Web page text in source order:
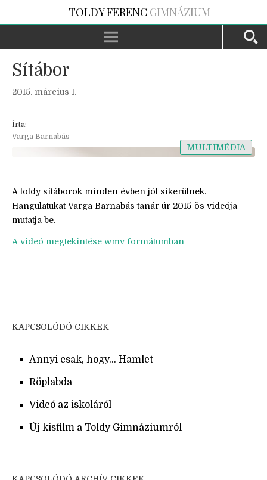
TOLDY FERENC GIMNÁZIUM
Sítábor
2015. március 1.
Írta:
Varga Barnabás
MULTIMÉDIA
A toldy sítáborok minden évben jól sikerülnek.
Hangulatukat Varga Barnabás tanár úr 2015-ös videója
mutatja be.
A videó megtekintése wmv formátumban
KAPCSOLÓDÓ CIKKEK
Annyi csak, hogy... Hamlet
Röplabda
Videó az iskoláról
Új kisfilm a Toldy Gimnáziumról